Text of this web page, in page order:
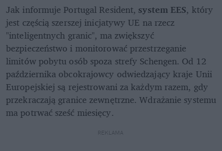
Jak informuje Portugal Resident, system EES, który
jest częścią szerszej inicjatywy UE na rzecz
"inteligentnych granic", ma zwiększyć
bezpieczeństwo i monitorować przestrzeganie
limitów pobytu osób spoza strefy Schengen. Od 12
października obcokrajowcy odwiedzający kraje Unii
Europejskiej są rejestrowani za każdym razem, gdy
przekraczają granice zewnętrzne. Wdrażanie systemu
ma potrwać sześć miesięcy.
REKLAMA